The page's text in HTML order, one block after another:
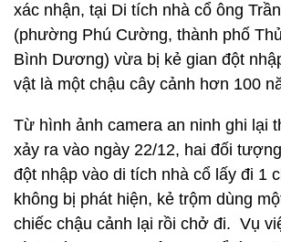
xác nhận, tại Di tích nhà cổ ông
(phường Phú Cường, thành phố
Bình Dương) vừa bị kẻ gian đột
vật là một chậu cây cảnh hơn 100
Từ hình ảnh camera an ninh ghi lại
xảy ra vào ngày 22/12, hai đối
đột nhập vào di tích nhà cổ lấy đi 1
không bị phát hiện, kẻ trộm dùng
chiếc chậu cảnh lại rồi chở đi. Vụ